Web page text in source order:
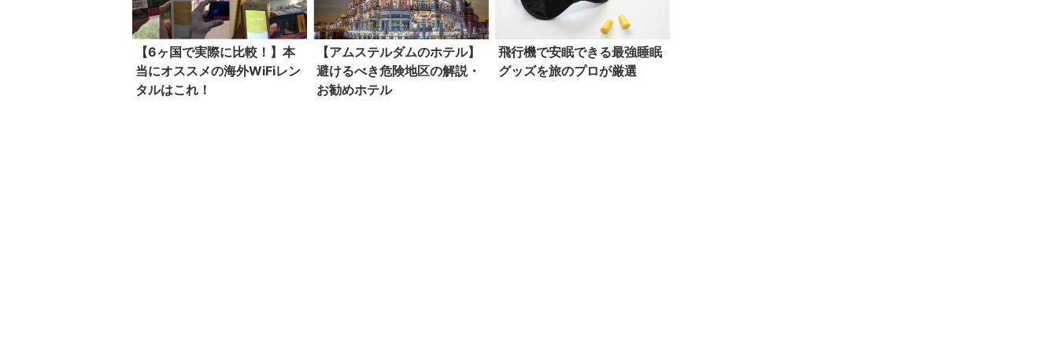
【6ヶ国で実際に比較！】本
当にオススメの海外WiFiレン
タルはこれ！
【アムステルダムのホテル】
避けるべき危険地区の解説・
お勧めホテル
飛行機で安眠できる最強睡眠
グッズを旅のプロが厳選